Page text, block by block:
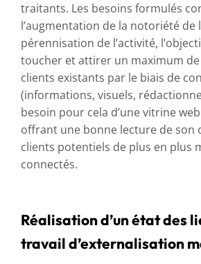
traitants. Les besoins formulés
l’augmentation de la notoriété de
pérennisation de l’activité,
toucher et attirer un maximum de
clients existants par le biais de
(informations, visuels,
besoin pour cela d’une vitrine
offrant une bonne lecture de son
clients potentiels de plus en plus
connectés.
Réalisation d’un état des
travail d’externalisation